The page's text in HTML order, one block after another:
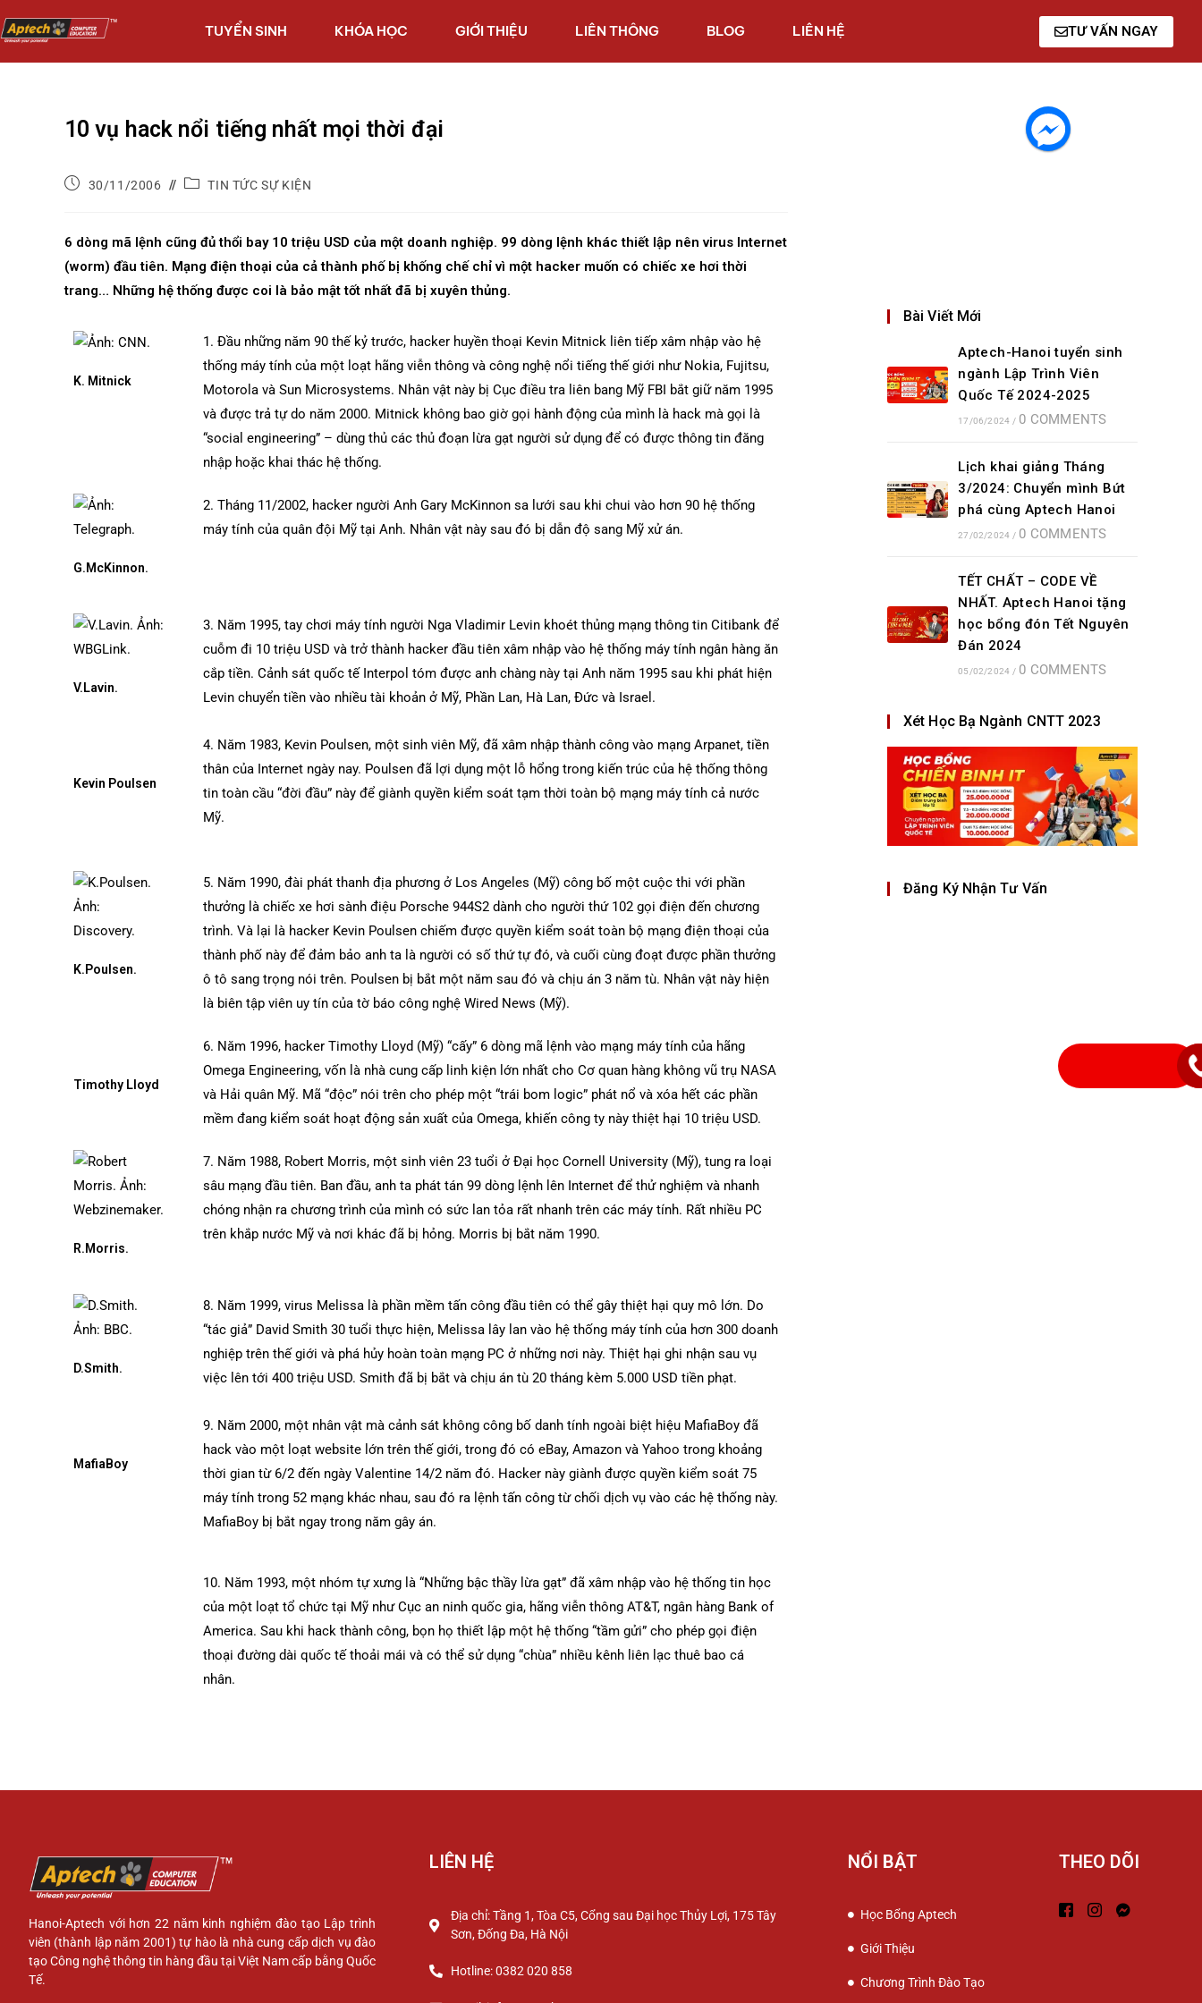
TUYỂN SINH KHÓA HỌC GIỚI THIỆU LIÊN THÔNG BLOG LIÊN HỆ TƯ VẤN NGAY
10 vụ hack nổi tiếng nhất mọi thời đại
30/11/2006 TIN TỨC SỰ KIỆN
6 dòng mã lệnh cũng đủ thổi bay 10 triệu USD của một doanh nghiệp. 99 dòng lệnh khác thiết lập nên virus Internet
(worm) đầu tiên. Mạng điện thoại của cả thành phố bị khống chế chỉ vì một hacker muốn có chiếc xe hơi thời
trang… Những hệ thống được coi là bảo mật tốt nhất đã bị xuyên thủng.
K. Mitnick
1. Đầu những năm 90 thế kỷ trước, hacker huyền thoại Kevin Mitnick liên tiếp xâm nhập vào hệ
thống máy tính của một loạt hãng viễn thông và công nghệ nổi tiếng thế giới như Nokia, Fujitsu,
Motorola và Sun Microsystems. Nhân vật này bị Cục điều tra liên bang Mỹ FBI bắt giữ năm 1995
và được trả tự do năm 2000. Mitnick không bao giờ gọi hành động của mình là hack mà gọi là
“social engineering” – dùng thủ các thủ đoạn lừa gạt người sử dụng để có được thông tin đăng
nhập hoặc khai thác hệ thống.
G.McKinnon.
2. Tháng 11/2002, hacker người Anh Gary McKinnon sa lưới sau khi chui vào hơn 90 hệ thống
máy tính của quân đội Mỹ tại Anh. Nhân vật này sau đó bị dẫn độ sang Mỹ xử án.
V.Lavin.
3. Năm 1995, tay chơi máy tính người Nga Vladimir Levin khoét thủng mạng thông tin Citibank để
cuỗm đi 10 triệu USD và trở thành hacker đầu tiên xâm nhập vào hệ thống máy tính ngân hàng ăn
cắp tiền. Cảnh sát quốc tế Interpol tóm được anh chàng này tại Anh năm 1995 sau khi phát hiện
Levin chuyển tiền vào nhiều tài khoản ở Mỹ, Phần Lan, Hà Lan, Đức và Israel.
Kevin Poulsen
4. Năm 1983, Kevin Poulsen, một sinh viên Mỹ, đã xâm nhập thành công vào mạng Arpanet, tiền
thân của Internet ngày nay. Poulsen đã lợi dụng một lỗ hổng trong kiến trúc của hệ thống thông
tin toàn cầu “đời đầu” này để giành quyền kiểm soát tạm thời toàn bộ mạng máy tính cả nước
Mỹ.
K.Poulsen.
5. Năm 1990, đài phát thanh địa phương ở Los Angeles (Mỹ) công bố một cuộc thi với phần
thưởng là chiếc xe hơi sành điệu Porsche 944S2 dành cho người thứ 102 gọi điện đến chương
trình. Và lại là hacker Kevin Poulsen chiếm được quyền kiểm soát toàn bộ mạng điện thoại của
thành phố này để đảm bảo anh ta là người có số thứ tự đó, và cuối cùng đoạt được phần thưởng
ô tô sang trọng nói trên. Poulsen bị bắt một năm sau đó và chịu án 3 năm tù. Nhân vật này hiện
là biên tập viên uy tín của tờ báo công nghệ Wired News (Mỹ).
Timothy Lloyd
6. Năm 1996, hacker Timothy Lloyd (Mỹ) “cấy” 6 dòng mã lệnh vào mạng máy tính của hãng
Omega Engineering, vốn là nhà cung cấp linh kiện lớn nhất cho Cơ quan hàng không vũ trụ NASA
và Hải quân Mỹ. Mã “độc” nói trên cho phép một “trái bom logic” phát nổ và xóa hết các phần
mềm đang kiểm soát hoạt động sản xuất của Omega, khiến công ty này thiệt hại 10 triệu USD.
R.Morris.
7. Năm 1988, Robert Morris, một sinh viên 23 tuổi ở Đại học Cornell University (Mỹ), tung ra loại
sâu mạng đầu tiên. Ban đầu, anh ta phát tán 99 dòng lệnh lên Internet để thử nghiệm và nhanh
chóng nhận ra chương trình của mình có sức lan tỏa rất nhanh trên các máy tính. Rất nhiều PC
trên khắp nước Mỹ và nơi khác đã bị hỏng. Morris bị bắt năm 1990.
D.Smith.
8. Năm 1999, virus Melissa là phần mềm tấn công đầu tiên có thể gây thiệt hại quy mô lớn. Do
“tác giả” David Smith 30 tuổi thực hiện, Melissa lây lan vào hệ thống máy tính của hơn 300 doanh
nghiệp trên thế giới và phá hủy hoàn toàn mạng PC ở những nơi này. Thiệt hại ghi nhận sau vụ
việc lên tới 400 triệu USD. Smith đã bị bắt và chịu án tù 20 tháng kèm 5.000 USD tiền phạt.
MafiaBoy
9. Năm 2000, một nhân vật mà cảnh sát không công bố danh tính ngoài biệt hiệu MafiaBoy đã
hack vào một loạt website lớn trên thế giới, trong đó có eBay, Amazon và Yahoo trong khoảng
thời gian từ 6/2 đến ngày Valentine 14/2 năm đó. Hacker này giành được quyền kiểm soát 75
máy tính trong 52 mạng khác nhau, sau đó ra lệnh tấn công từ chối dịch vụ vào các hệ thống này.
MafiaBoy bị bắt ngay trong năm gây án.
10. Năm 1993, một nhóm tự xưng là “Những bậc thầy lừa gạt” đã xâm nhập vào hệ thống tin học
của một loạt tổ chức tại Mỹ như Cục an ninh quốc gia, hãng viễn thông AT&T, ngân hàng Bank of
America. Sau khi hack thành công, bọn họ thiết lập một hệ thống “tầm gửi” cho phép gọi điện
thoại đường dài quốc tế thoải mái và có thể sử dụng “chùa” nhiều kênh liên lạc thuê bao cá
nhân.
Bài Viết Mới
Aptech-Hanoi tuyển sinh
ngành Lập Trình Viên
Quốc Tế 2024-2025
17/06/2024 / 0 COMMENTS
Lịch khai giảng Tháng
3/2024: Chuyển mình Bứt
phá cùng Aptech Hanoi
27/02/2024 / 0 COMMENTS
TẾT CHẤT – CODE VỀ
NHẤT. Aptech Hanoi tặng
học bổng đón Tết Nguyên
Đán 2024
05/02/2024 / 0 COMMENTS
Xét Học Bạ Ngành CNTT 2023
Đăng Ký Nhận Tư Vấn
Hanoi-Aptech với hơn 22 năm kinh nghiệm đào tạo Lập trình
viên (thành lập năm 2001) tự hào là nhà cung cấp dịch vụ đào
tạo Công nghệ thông tin hàng đầu tại Việt Nam cấp bằng Quốc
Tế.
LIÊN HỆ
Địa chỉ: Tầng 1, Tòa C5, Cổng sau Đại học Thủy Lợi, 175 Tây
Sơn, Đống Đa, Hà Nội
Hotline: 0382 020 858
NỔI BẬT
Học Bổng Aptech
Giới Thiệu
Chương Trình Đào Tạo
THEO DÕI